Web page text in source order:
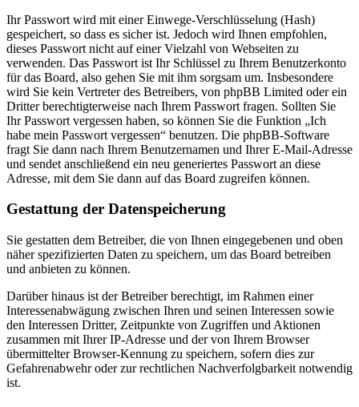
Ihr Passwort wird mit einer Einwege-Verschlüsselung (Hash)
gespeichert, so dass es sicher ist. Jedoch wird Ihnen empfohlen,
dieses Passwort nicht auf einer Vielzahl von Webseiten zu
verwenden. Das Passwort ist Ihr Schlüssel zu Ihrem Benutzerkonto
für das Board, also gehen Sie mit ihm sorgsam um. Insbesondere
wird Sie kein Vertreter des Betreibers, von phpBB Limited oder ein
Dritter berechtigterweise nach Ihrem Passwort fragen. Sollten Sie
Ihr Passwort vergessen haben, so können Sie die Funktion „Ich
habe mein Passwort vergessen“ benutzen. Die phpBB-Software
fragt Sie dann nach Ihrem Benutzernamen und Ihrer E-Mail-Adresse
und sendet anschließend ein neu generiertes Passwort an diese
Adresse, mit dem Sie dann auf das Board zugreifen können.
Gestattung der Datenspeicherung
Sie gestatten dem Betreiber, die von Ihnen eingegebenen und oben
näher spezifizierten Daten zu speichern, um das Board betreiben
und anbieten zu können.
Darüber hinaus ist der Betreiber berechtigt, im Rahmen einer
Interessenabwägung zwischen Ihren und seinen Interessen sowie
den Interessen Dritter, Zeitpunkte von Zugriffen und Aktionen
zusammen mit Ihrer IP-Adresse und der von Ihrem Browser
übermittelter Browser-Kennung zu speichern, sofern dies zur
Gefahrenabwehr oder zur rechtlichen Nachverfolgbarkeit notwendig
ist.